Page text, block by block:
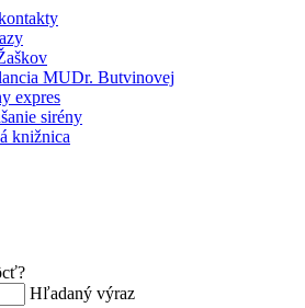
MUDr. Butvinovej
expres
sirény
knižnica
Hľadaný výraz